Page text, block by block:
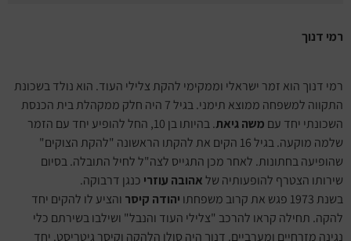
רמי דנוך
רמי דנוך הוא זמר ישראלי וממקימי להקת צלילי העוד. הוא נולד בשכונת
התקווה למשפחה ממוצא תימני. בגיל 7 היה חלק ממקהלת בית הכנסת
השכונתי יחד עם משה גיאת
. בהיותו בן 10, החל להופיע יחד עם הזמר
שלמה מוקעה. בגיל 16 הקים את להקתו הראשונה "להקת הצוקים"
שהופיעה בחתונות. לאחר מכן התגייס לצה"ל לחיל התובלה. בסיום
שירותו הצטרף להופעותיה שלאהובה עוזרי כנגן דרבוקה.
בשנת 1973 פגש את קרוב משפחתו
יהודה קיסר והציע לו להקים יחד
להקה. תחילה קראו להרכב "צלילי העוד והנבל" ושילבו בשירתם כלי
נגינה מזרחיים ומערביים. דנוך היה סולן הלהקה וקיסר גיטריסט. יחד